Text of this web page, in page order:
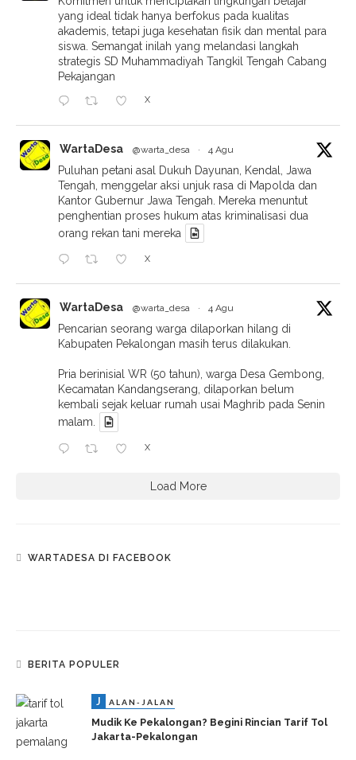
yang ideal tidak hanya berfokus pada kualitas
akademis, tetapi juga kesehatan fisik dan mental para
siswa. Semangat inilah yang melandasi langkah
strategis SD Muhammadiyah Tangkil Tengah Cabang
Pekajangan
X
WartaDesa @warta_desa · 4 Agu
Puluhan petani asal Dukuh Dayunan, Kendal, Jawa
Tengah, menggelar aksi unjuk rasa di Mapolda dan
Kantor Gubernur Jawa Tengah. Mereka menuntut
penghentian proses hukum atas kriminalisasi dua
orang rekan tani mereka
X
WartaDesa @warta_desa · 4 Agu
Pencarian seorang warga dilaporkan hilang di
Kabupaten Pekalongan masih terus dilakukan.
Pria berinisial WR (50 tahun), warga Desa Gembong,
Kecamatan Kandangserang, dilaporkan belum
kembali sejak keluar rumah usai Maghrib pada Senin
malam.
X
Load More
WARTADESA DI FACEBOOK
BERITA POPULER
J ALAN-JALAN
Mudik Ke Pekalongan? Begini Rincian Tarif Tol
Jakarta-Pekalongan